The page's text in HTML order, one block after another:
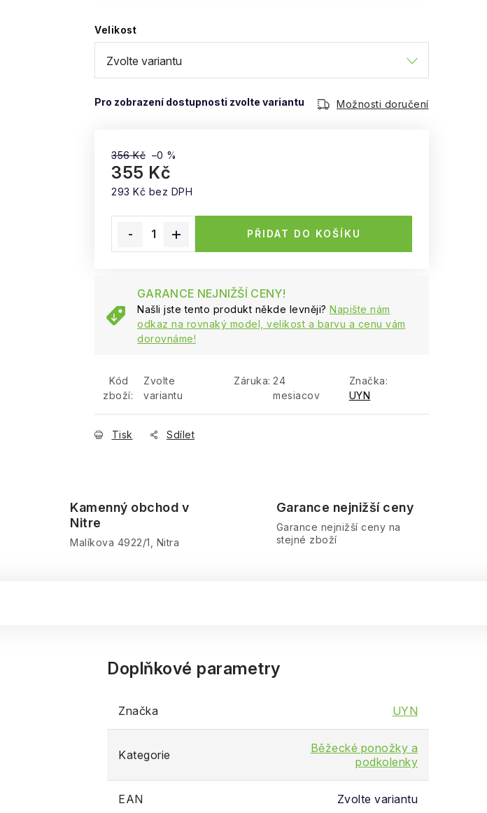
Velikost
Možnosti doručení
356 Kč –0 %
355 Kč
293 Kč bez DPH
PŘIDAT DO KOŠÍKU
GARANCE NEJNIŽŠÍ CENY!
Našli jste tento produkt někde levněji? Napište nám
odkaz na rovnaký model, velikost a barvu a cenu vám
dorovnáme!
Kód
zboží:
Zvolte
variantu
Záruka: 24
mesiacov
Značka:
UYN
Tisk Sdílet
Kamenný obchod v
Nitre
Malíkova 4922/1, Nitra
Garance nejnižší ceny
Garance nejnižší ceny na
stejné zboží
Doplňkové parametry
Značka UYN
Kategorie
Běžecké ponožky a
podkolenky
EAN Zvolte variantu